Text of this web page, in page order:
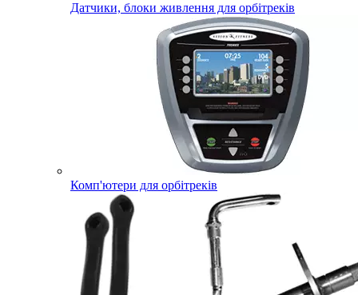
Датчики, блоки живлення для орбітреків
Комп'ютери для орбітреків